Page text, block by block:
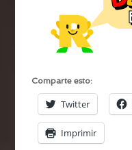
Comparte esto:
Twitter
Imprimir